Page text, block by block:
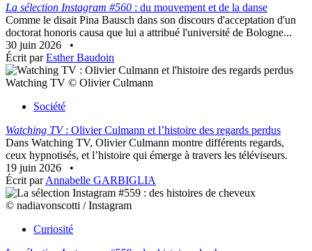
La sélection Instagram #560 : du mouvement et de la danse
Comme le disait Pina Bausch dans son discours d'acceptation d'un
doctorat honoris causa que lui a attribué l'université de Bologne...
30 juin 2026
•
Écrit parEsther Baudoin
Watching TV © Olivier Culmann
Société
Watching TV: Olivier Culmann et l’histoire des regards perdus
Dans Watching TV, Olivier Culmann montre différents regards,
ceux hypnotisés, et l’histoire qui émerge à travers les téléviseurs.
19 juin 2026
•
Écrit parAnnabelle GARBIGLIA
© nadiavonscotti / Instagram
Curiosité